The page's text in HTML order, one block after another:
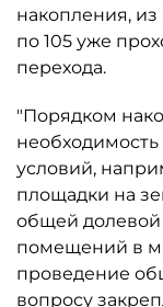
накопления,
по 105 уже
перехода.
"Порядком
условий,
площадки на
общей долевой
помещений в
проведение
вопросу